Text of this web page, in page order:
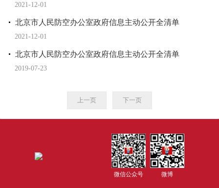
2021-12-01
北京市人民防空办公室政府信息主动公开全清单
2021-12-01
北京市人民防空办公室政府信息主动公开全清单
2019-07-23
上一页 下一页
微信公众号 微博